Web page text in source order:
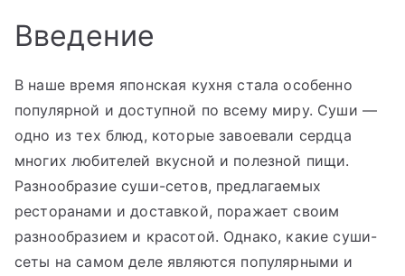
Введение
В наше время японская кухня стала особенно
популярной и доступной по всему миру. Суши —
одно из тех блюд, которые завоевали сердца
многих любителей вкусной и полезной пищи.
Разнообразие суши-сетов, предлагаемых
ресторанами и доставкой, поражает своим
разнообразием и красотой. Однако, какие суши-
сеты на самом деле являются популярными и